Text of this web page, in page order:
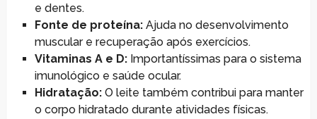
e dentes.
Fonte de proteína:Ajuda no desenvolvimento
muscular e recuperação após exercícios.
Vitaminas A e D:Importantíssimas para o sistema
imunológico e saúde ocular.
Hidratação:O leite também contribui para manter
o corpo hidratado durante atividades físicas.